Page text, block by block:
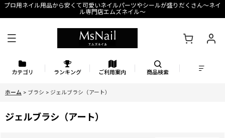
プロ用ネイル用品から安くて可愛いネイルパーツやシールが盛りだくさん〜ネイ
ル専門店エムズネイル〜
カテゴリ ランキング ご利用案内 商品検索
ホーム > ブラシ > ジェルブラシ（アート）
ジェルブラシ（アート）